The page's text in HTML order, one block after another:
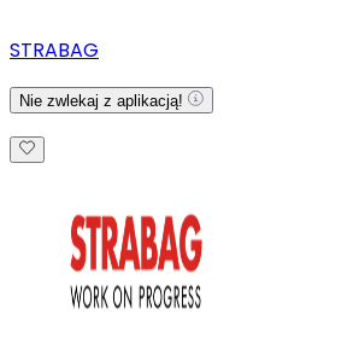
STRABAG
Nie zwlekaj z aplikacją!